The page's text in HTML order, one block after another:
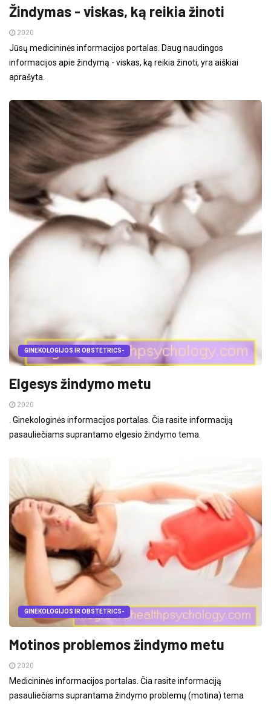
Žindymas - viskas, ką reikia žinoti
2020
Jūsų medicininės informacijos portalas. Daug naudingos
informacijos apie žindymą - viskas, ką reikia žinoti, yra aiškiai
aprašyta.
GINEKOLOGIJOS IR OBSTETRICS-
Elgesys žindymo metu
2020
. Ginekologinės informacijos portalas. Čia rasite informaciją
pasauliečiams suprantamo elgesio žindymo tema.
GINEKOLOGIJOS IR OBSTETRICS-
Motinos problemos žindymo metu
2020
Medicininės informacijos portalas. Čia rasite informaciją
pasauliečiams suprantama žindymo problemų (motina) tema